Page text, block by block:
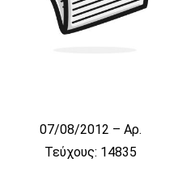
07/08/2012 – Αρ.
Τεύχους: 14835